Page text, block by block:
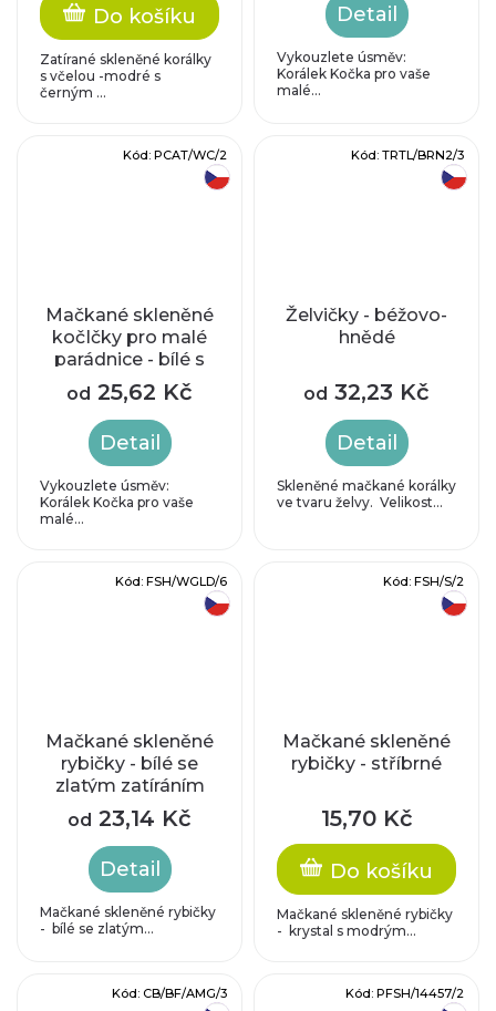
Do košíku
Zatírané skleněné korálky
s včelou -modré s
černým ...
Detail
Vykouzlete úsměv:
Korálek Kočka pro vaše
malé...
Mačkané skleněné
kočIčky pro malé
parádnice - bílé s
měděným
zatíráním
od 25,62 Kč
Detail
Vykouzlete úsměv:
Korálek Kočka pro vaše
malé...
Kód: PCAT/WC/2
Želvičky - béžovo-
hnědé
od 32,23 Kč
Detail
Skleněné mačkané korálky
ve tvaru želvy. Velikost...
Kód: TRTL/BRN2/3
Mačkané skleněné
rybičky - bílé se
zlatým zatíráním
od 23,14 Kč
Detail
Mačkané skleněné rybičky
- bílé se zlatým...
Kód: FSH/WGLD/6
Mačkané skleněné
rybičky - stříbrné
15,70 Kč
Do košíku
Mačkané skleněné rybičky
- krystal s modrým...
Kód: FSH/S/2
Kód: CB/BF/AMG/3 Kód: PFSH/14457/2